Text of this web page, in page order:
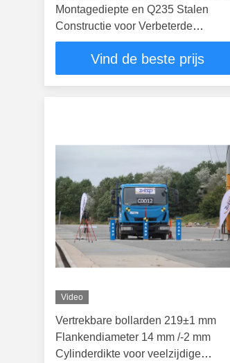
Montagediepte en Q235 Stalen
Constructie voor Verbeterde
Beveiliging
Vind de beste prijs
Video
Vertrekbare bollarden 219±1 mm
Flankendiameter 14 mm /-2 mm
Cylinderdikte voor veelzijdige